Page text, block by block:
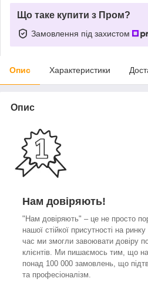
Що таке купити з Пром?
Замовлення під захистом
Опис Характеристики
Опис
Нам довіряють!
"Нам довіряють" – це не просто
нашої стійкої присутності на
час ми змогли завоювати довіру
клієнтів. Ми пишаємось тим, що
понад 100 000 замовлень, що
та професіоналізм.